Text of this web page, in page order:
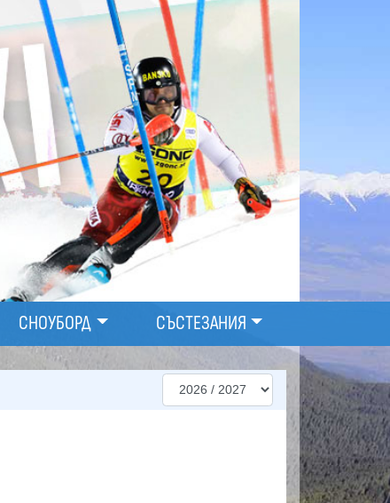
СНОУБОРД СЪСТЕЗАНИЯ